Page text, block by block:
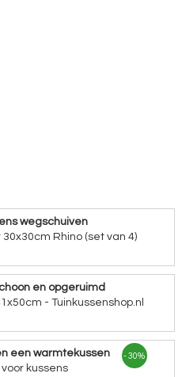
wegschuiven
Rhino (set van 4)
en opgeruimd
- Tuinkussenshop.nl
een warmtekussen
kussens
- 30%